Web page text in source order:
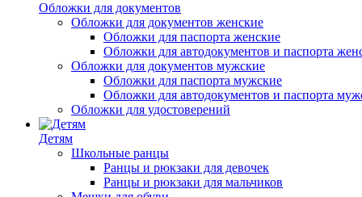
Обложки для документов
Обложки для документов женские
Обложки для паспорта женские
Обложки для автодокументов и паспорта
Обложки для документов мужские
Обложки для паспорта мужские
Обложки для автодокументов и паспорта
Обложки для удостоверений
Детям
Школьные ранцы
Ранцы и рюкзаки для девочек
Ранцы и рюкзаки для мальчиков